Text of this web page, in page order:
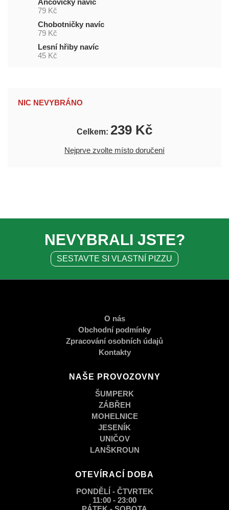
Ančovičky navíc
79 Kč
Chobotničky navíc
79 Kč
Lesní hřiby navíc
45 Kč
NIC NEVYBRÁNO
Celkem: 239 Kč
Nejprve zvolte místo doručení
NEVYBRALI JSTE?
SESTAVTE SI VLASTNÍ PIZZU
O nás
Obchodní podmínky
Zpracování osobních údajů
Kontakty
NAŠE PROVOZOVNY
ŠUMPERK
ZÁBŘEH
MOHELNICE
JESENÍK
UNIČOV
LANŠKROUN
OTEVÍRACÍ DOBA
PONDĚLÍ - ČTVRTEK
11:00 - 23:00